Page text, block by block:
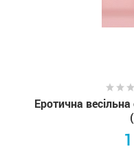
Еротична